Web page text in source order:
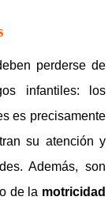
perderse de
infantiles: los
es precisamente
su atención y
Además, son
de la motricidad